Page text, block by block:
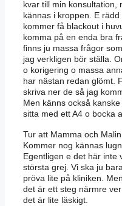
kvar till min konsultation,
kännas i kroppen. E rädd
kommer få blackout i
komma på en enda bra
finns ju massa frågor
jag verkligen bör ställa.
o korigering o massa
har nästan redan glömt.
skriva ner de så jag
Men känns också
sitta med ett A4 o bocka
Tur att Mamma och Malin
Kommer nog kännas
Egentligen e det här inte
största grej. Vi ska ju
pröva lite på kliniken.
det är ett steg närmre
det är lite läskigt.